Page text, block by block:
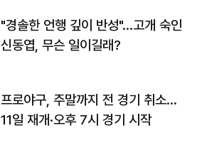
"경솔한 언행 깊이 반성"…고개 숙인
신동엽, 무슨 일이길래?
프로야구, 주말까지 전 경기 취소…
11일 재개·오후 7시 경기 시작